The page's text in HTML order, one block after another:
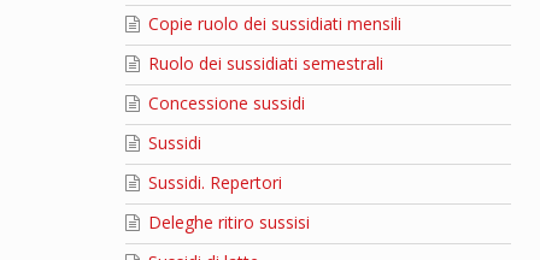
Copie ruolo dei sussidiati mensili
Ruolo dei sussidiati semestrali
Concessione sussidi
Sussidi
Sussidi. Repertori
Deleghe ritiro sussisi